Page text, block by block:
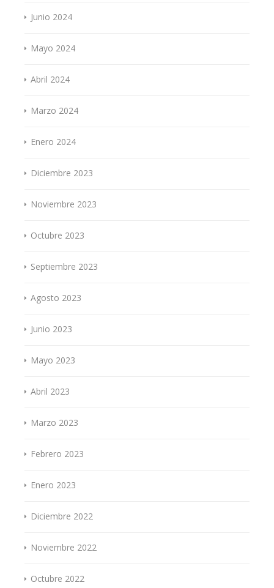
Junio 2024
Mayo 2024
Abril 2024
Marzo 2024
Enero 2024
Diciembre 2023
Noviembre 2023
Octubre 2023
Septiembre 2023
Agosto 2023
Junio 2023
Mayo 2023
Abril 2023
Marzo 2023
Febrero 2023
Enero 2023
Diciembre 2022
Noviembre 2022
Octubre 2022